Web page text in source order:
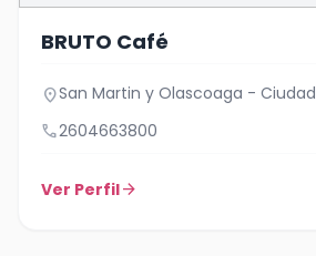
BRUTO Café
location_onSan Martin y Olascoaga - Ciudad
call2604663800
Ver Perfilarrow_forward